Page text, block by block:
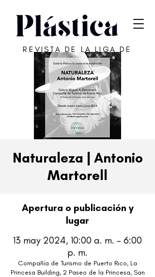
REVISTA DE LA LIGA DE
ARTE DE SAN JUAN
Naturaleza | Antonio
Martorell
Apertura o publicación y
lugar
13 may 2024, 10:00 a. m. – 6:00
p. m.
Compañía de Turismo de Puerto Rico, La
Princesa Building, 2 Paseo de la Princesa, San